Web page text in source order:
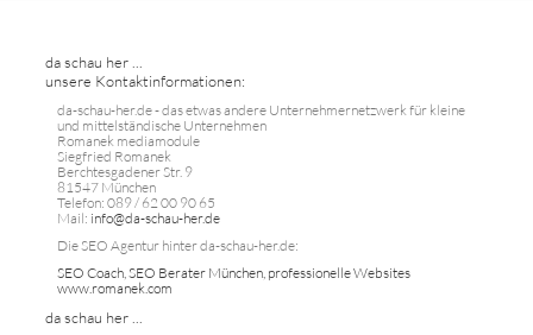
da schau her ...
unsere Kontaktinformationen:
da-schau-her.de - das etwas andere Unternehmernetzwerk für kleine
und mittelständische Unternehmen
Romanek mediamodule
Siegfried Romanek
Berchtesgadener Str. 9
81547 München
Telefon: 089 / 62 00 90 65
Mail: info@da-schau-her.de
Die SEO Agentur hinter da-schau-her.de:
SEO Coach, SEO Berater München, professionelle Websites
www.romanek.com
da schau her ...